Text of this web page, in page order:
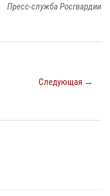
Пресс-служба Росгвардии
Следующая →